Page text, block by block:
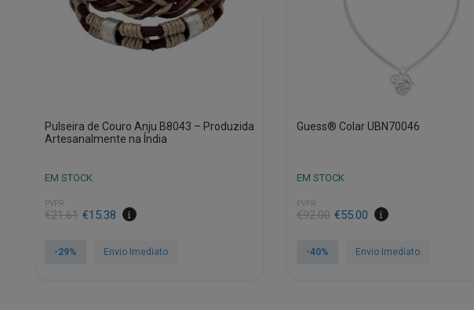
Pulseira de Couro Anju B8043 – Produzida
Artesanalmente na Índia
EM STOCK
PVPR
€21.61
O
original
€15.38
O
atual
-29% Envio Imediato
Guess® Colar UBN70046
EM STOCK
PVPR
€92.00
O
original
€55.00
O
atual
-40% Envio Imediato